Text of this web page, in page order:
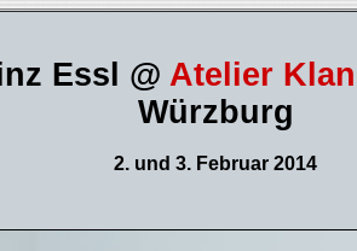
Essl @ Atelier
Würzburg
2. und 3. Februar 2014